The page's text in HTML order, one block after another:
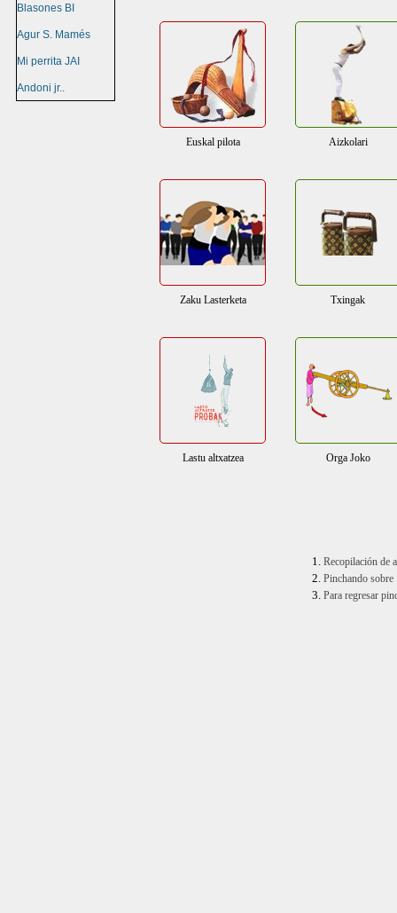
Blasones BI
Agur S. Mamés
Mi perrita JAI
Andoni jr..
Euskal pilota Aizkolari
Zaku Lasterketa Txingak
Lastu altxatzea Orga Joko
Recopilación de
Pinchando
Para regresar